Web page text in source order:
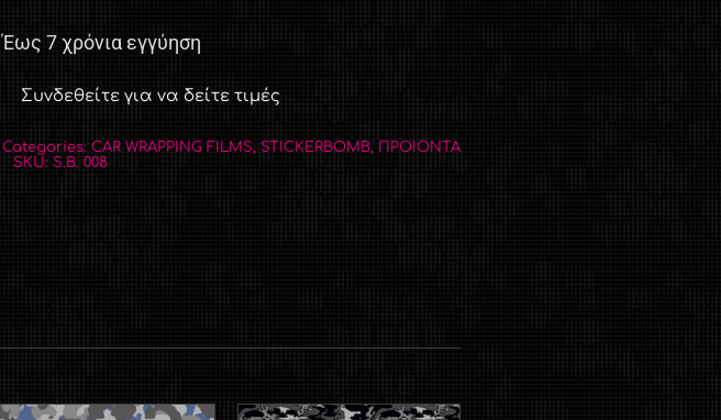
Έως 7 χρόνια εγγύηση
Συνδεθείτε για να δείτε τιμές
Categories: CAR WRAPPING FILMS, STICKERBOMB,
ΠΡΟΙΟΝΤΑ
SKU: S.B. 008